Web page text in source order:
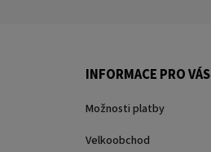
INFORMACE PRO VÁS
Možnosti platby
Velkoobchod